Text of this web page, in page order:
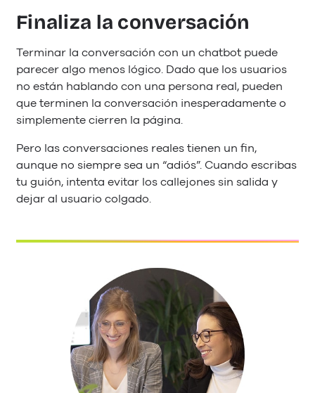
Finaliza la conversación
Terminar la conversación con un chatbot puede
parecer algo menos lógico. Dado que los usuarios
no están hablando con una persona real, pueden
que terminen la conversación inesperadamente o
simplemente cierren la página.
Pero las conversaciones reales tienen un fin,
aunque no siempre sea un “adiós”. Cuando escribas
tu guión, intenta evitar los callejones sin salida y
dejar al usuario colgado.